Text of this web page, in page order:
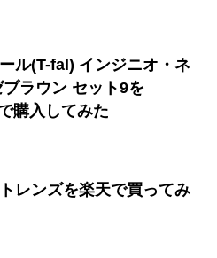
ル(T-fal) インジニオ・ネ
ラウン セット9を
購入してみた
レンズを楽天で買ってみ